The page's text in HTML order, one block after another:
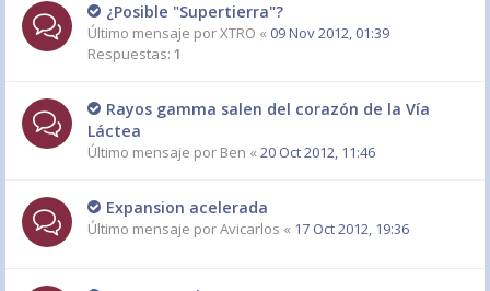
¿Posible "Supertierra"?
Último mensaje porXTRO « 09 Nov 2012, 01:39
Respuestas: 1
Rayos gamma salen del corazón de la Vía
Láctea
Último mensaje por Ben « 20 Oct 2012, 11:46
Expansion acelerada
Último mensaje porAvicarlos « 17 Oct 2012, 19:36